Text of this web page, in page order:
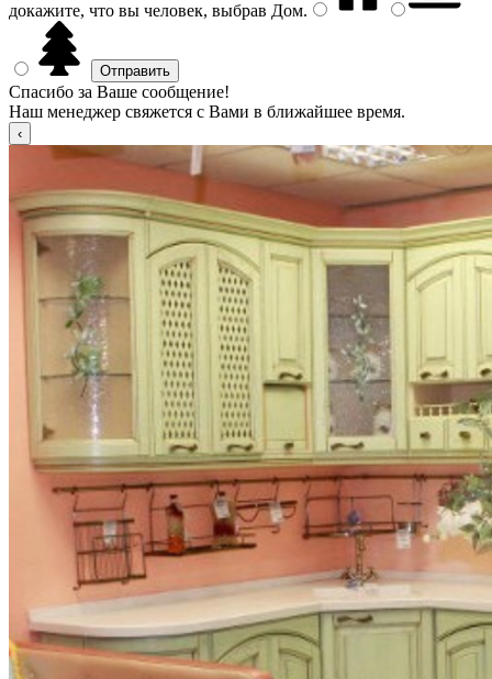
докажите, что вы человек, выбрав Дом.
Спасибо за Ваше сообщение!
Наш менеджер свяжется с Вами в ближайшее время.